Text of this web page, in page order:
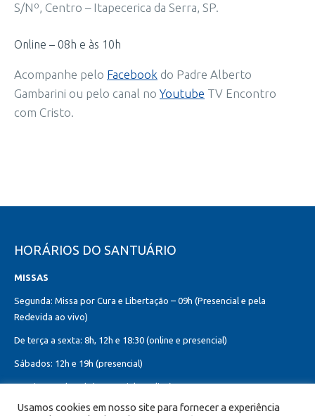
S/Nº, Centro – Itapecerica da Serra, SP.
Online – 08h e às 10h
Acompanhe pelo Facebook do Padre Alberto
Gambarini ou pelo canal no Youtube TV Encontro
com Cristo.
HORÁRIOS DO SANTUÁRIO
MISSAS
Segunda: Missa por Cura e Libertação – 09h (Presencial e pela
Redevida ao vivo)
De terça a sexta: 8h, 12h e 18:30 (online e presencial)
Sábados: 12h e 19h (presencial)
Domingos: 8h, 10h (presencial e online)
12h, 18h30 (presencial)
Usamos cookies em nosso site para fornecer a experiência